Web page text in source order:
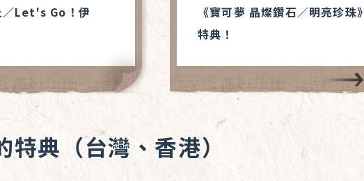
Let's Go！伊
《寶可夢 晶燦鑽石／明亮珍
特典！
典（台灣、香港）